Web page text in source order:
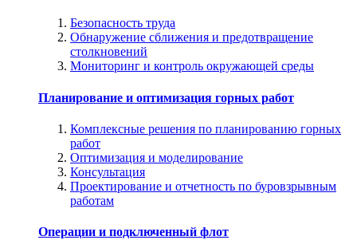
Безопасность труда
Обнаружение сближения и предотвращение
столкновений
Мониторинг и контроль окружающей среды
Планирование и оптимизация горных работ
Комплексные решения по планированию горных
работ
Оптимизация и моделирование
Консультация
Проектирование и отчетность по буровзрывным
работам
Операции и подключенный флот